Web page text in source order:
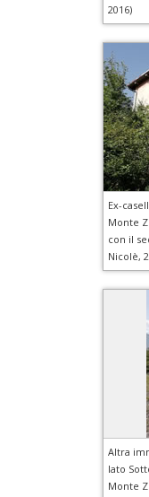
2016)
Ex-
Monte
con il
Nicolè,
Altra
lato
Monte